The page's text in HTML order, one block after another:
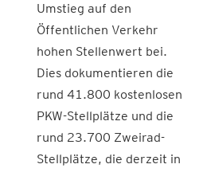
Umstieg auf den
Öffentlichen Verkehr
hohen Stellenwert bei.
Dies dokumentieren die
rund 41.800 kostenlosen
PKW-Stellplätze und die
rund 23.700 Zweirad-
Stellplätze, die derzeit in